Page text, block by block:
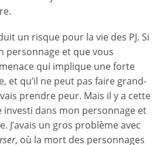
un risque pour la vie des PJ. Si
personnage et que vous
qui implique une forte
et qu’il ne peut pas faire grand-
prendre peur. Mais il y a cette
dans mon personnage et
J’avais un gros problème avec
, où la mort des personnages